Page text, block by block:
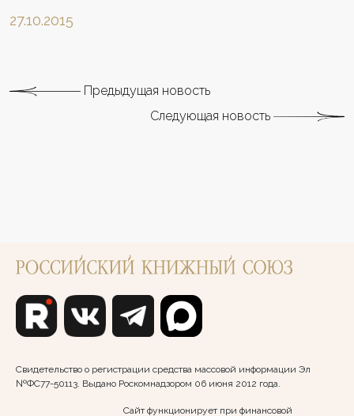
27.10.2015
Предыдущая новость
Следующая новость
Свидетельство о регистрации средства массовой информации Эл
№ФС77-50113. Выдано Роскомнадзором 06 июня 2012 года.
Сайт функционирует при финансовой